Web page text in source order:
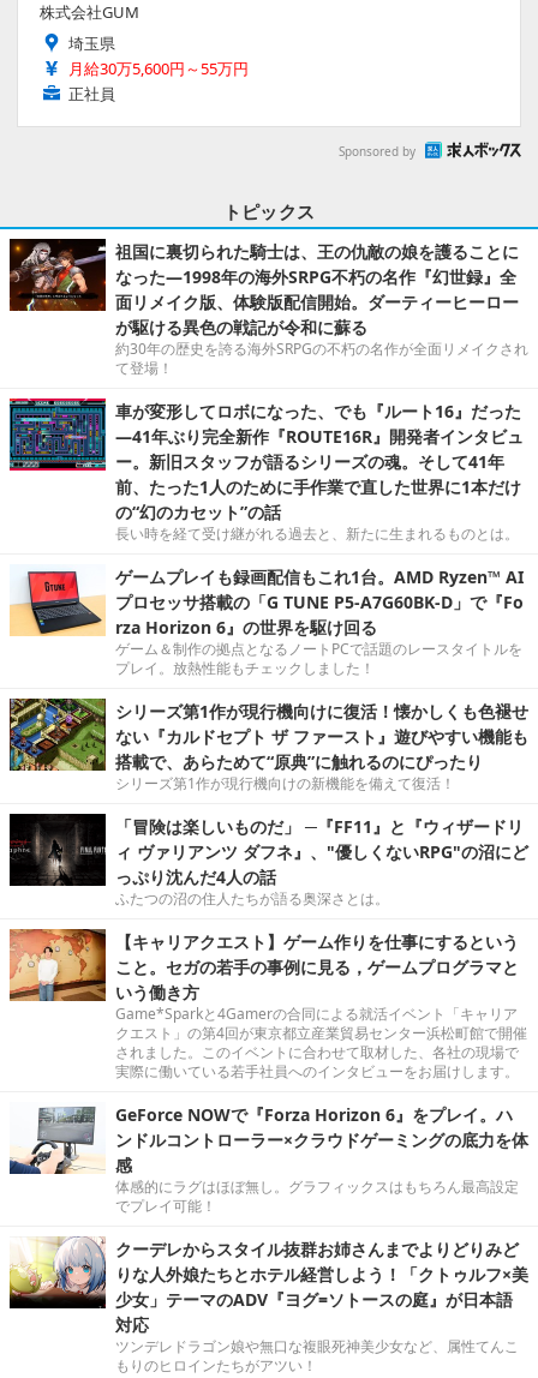
株式会社GUM
埼玉県
月給30万5,600円～55万円
正社員
Sponsored by
トピックス
祖国に裏切られた騎士は、王の仇敵の娘を護ることに
なった―1998年の海外SRPG不朽の名作『幻世録』全
面リメイク版、体験版配信開始。ダーティーヒーロー
が駆ける異色の戦記が令和に蘇る
約30年の歴史を誇る海外SRPGの不朽の名作が全面リメイクされ
て登場！
車が変形してロボになった、でも『ルート16』だった
―41年ぶり完全新作『ROUTE16R』開発者インタビュ
ー。新旧スタッフが語るシリーズの魂。そして41年
前、たった1人のために手作業で直した世界に1本だけ
の“幻のカセット”の話
長い時を経て受け継がれる過去と、新たに生まれるものとは。
ゲームプレイも録画配信もこれ1台。AMD Ryzen™ AI
プロセッサ搭載の「G TUNE P5-A7G60BK-D」で『Fo
rza Horizon 6』の世界を駆け回る
ゲーム＆制作の拠点となるノートPCで話題のレースタイトルを
プレイ。放熱性能もチェックしました！
シリーズ第1作が現行機向けに復活！懐かしくも色褪せ
ない『カルドセプト ザ ファースト』遊びやすい機能も
搭載で、あらためて“原典”に触れるのにぴったり
シリーズ第1作が現行機向けの新機能を備えて復活！
「冒険は楽しいものだ」 ─『FF11』と『ウィザードリ
ィ ヴァリアンツ ダフネ』、"優しくないRPG"の沼にど
っぷり沈んだ4人の話
ふたつの沼の住人たちが語る奥深さとは。
【キャリアクエスト】ゲーム作りを仕事にするという
こと。セガの若手の事例に見る，ゲームプログラマと
いう働き方
Game*Sparkと4Gamerの合同による就活イベント「キャリア
クエスト」の第4回が東京都立産業貿易センター浜松町館で開催
されました。このイベントに合わせて取材した、各社の現場で
実際に働いている若手社員へのインタビューをお届けします。
GeForce NOWで『Forza Horizon 6』をプレイ。ハ
ンドルコントローラー×クラウドゲーミングの底力を体
感
体感的にラグはほぼ無し。グラフィックスはもちろん最高設定
でプレイ可能！
クーデレからスタイル抜群お姉さんまでよりどりみど
りな人外娘たちとホテル経営しよう！「クトゥルフ×美
少女」テーマのADV『ヨグ=ソトースの庭』が日本語
対応
ツンデレドラゴン娘や無口な複眼死神美少女など、属性てんこ
もりのヒロインたちがアツい！